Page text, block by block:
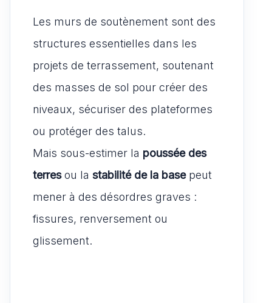
Les murs de soutènement sont des
structures essentielles dans les
projets de terrassement, soutenant
des masses de sol pour créer des
niveaux, sécuriser des plateformes
ou protéger des talus.
Mais sous-estimer la poussée des
terresou la stabilité de la basepeut
mener à des désordres graves :
fissures, renversement ou
glissement.